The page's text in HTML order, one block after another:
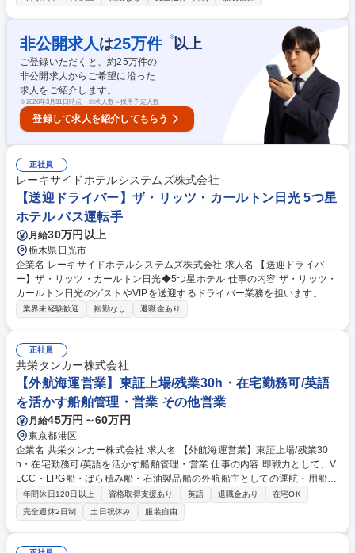
退勤時の送迎 ・車両の運行管理 ・車両の準備／点検／清掃 ・その他、簡
単な庶務業務 ※運転以外の時間は、自由に休憩を取得いただけます 募集
職種 【役員専属ドライバー】運転いただく車両はレクサスLM/月給34万円
～
非公開求人 は25万件 ※以上
ご登録いただくと、約25万件の
非公開求人からご希望に沿った
求人をご紹介します。
※2026年3月31日時点 ※求人数＝採用予定人数
登録して求人を紹介してもらう
正社員
レーキサイドホテルシステムズ株式会社
【送迎ドライバー】ザ・リッツ・カールトン日光 5つ星
ホテル バス運転手
月給30万円以上
栃木県日光市
企業名 レーキサイドホテルシステムズ株式会社 求人名 【送迎ドライバ
ー】ザ・リッツ・カールトン日光◆5つ星ホテル 仕事の内容 ザ・リッツ・
カールトン日光のゲストやVIPを送迎するドライバー業務を担います。シ
ャトルバスや社用車を運転し駅や周辺施設への安全な送迎のほか、乗降時
ートやお荷物の運搬 ・車両の日常点検や清掃および管理 ・フロント等他
部署とのスムーズ連携 ・心のこもった丁寧なゲスト対応 募集職種 【送迎
ドライバー】ザ・リッツ・カールトン日光◆5つ星ホテル
業界未経験歓迎 転勤なし 退職金あり
正社員
共栄タンカー株式会社
【外航海運営業】東証上場/残業30h・在宅勤務可/英語
を活かす船舶管理・営業 その他営業
月給45万円～60万円
東京都港区
企業名 共栄タンカー株式会社 求人名 【外航海運営業】東証上場/残業30
h・在宅勤務可/英語を活かす船舶管理・営業 仕事の内容 即戦力として、V
LCC・LPG船・ばら積み船・石油製品船の外航船主としての運航・用船・
プロジェクト・保険業務全般をお任せします。 ・運航：顧客対応、 動静
及び運航コスト管理、船舶管理部門（社内外・国内外）との連携等 ・用
船：用船契約管理（新規・更改・修正等）及び顧客との交渉、用船マーケ
ット調査・分析等 ・プロジェクト：新造船建造、中古船売買、関連するマ
ーケット調査・分析等 ・保険：各種船舶保険（P&I含む）に関する実務対
年間休日120日以上 資格取得支援あり 英語 退職金あり
在宅OK
完全週休2日制
土日祝休み 服装自由